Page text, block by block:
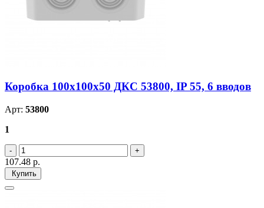
Коробка 100х100х50 ДКС 53800, IP 55, 6 вводов
Арт: 53800
1
107.48 р.
Купить